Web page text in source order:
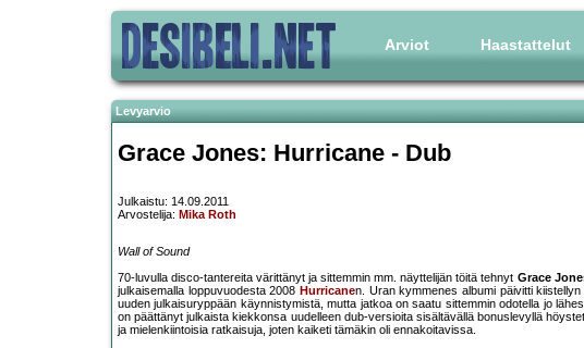
Arviot Haastattelut
Levyarvio
Grace Jones: Hurricane - Dub
Julkaistu: 14.09.2011
Arvostelija: Mika Roth
Wall of Sound
70-luvulla disco-tantereita värittänyt ja sittemmin mm. näyttelijän töitä tehnyt Grace
julkaisemalla loppuvuodesta 2008 Hurricanen. Uran kymmenes albumi päivitti
uuden julkaisuryppään käynnistymistä, mutta jatkoa on saatu sittemmin odotella jo
on päättänyt julkaista kiekkonsa uudelleen dub-versioita sisältävällä bonuslevyllä
ja mielenkiintoisia ratkaisuja, joten kaiketi tämäkin oli ennakoitavissa.